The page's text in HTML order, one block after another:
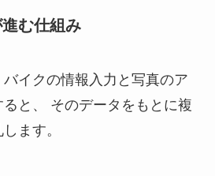
む仕組み
イクの情報入力と写真のア
と、 そのデータをもとに複
ます。